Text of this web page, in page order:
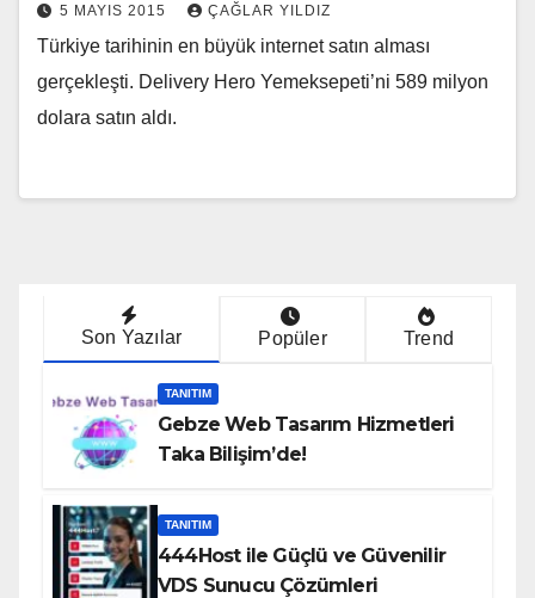
5 MAYIS 2015 ÇAĞLAR YILDIZ
Türkiye tarihinin en büyük internet satın alması
gerçekleşti. Delivery Hero Yemeksepeti’ni 589 milyon
dolara satın aldı.
Son Yazılar Popüler Trend
TANITIM
Gebze Web Tasarım Hizmetleri
Taka Bilişim’de!
TANITIM
444Host ile Güçlü ve Güvenilir
VDS Sunucu Çözümleri